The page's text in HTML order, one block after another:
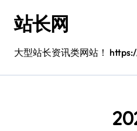
站长网
大型站长资讯类网站！